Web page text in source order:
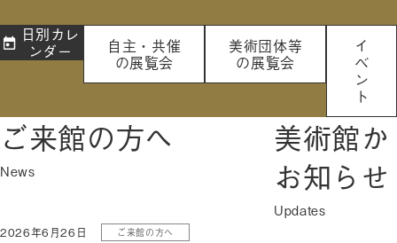
日別カレ
ンダー 自主・共催
の展覧会
美術団体等
の展覧会
イ
ベ
ン
ト
ご来館の方へ
2026年6月26日 ご来館の方へ
美術館
お知らせ